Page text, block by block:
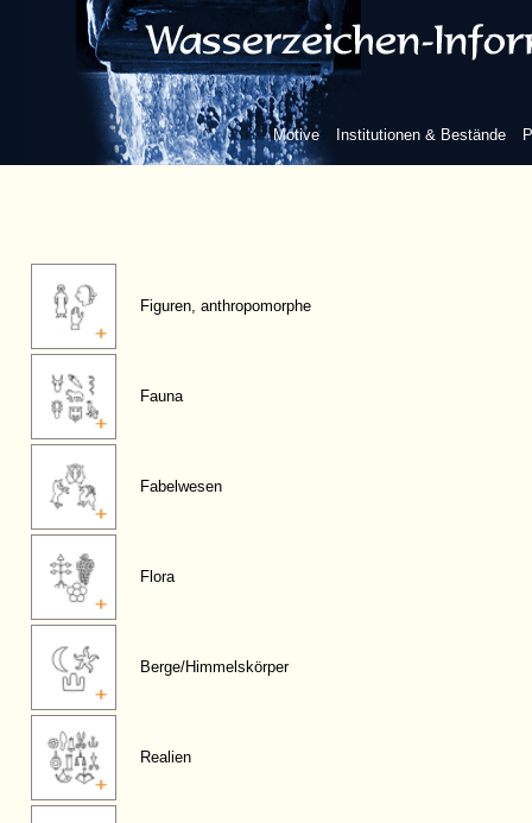
Motive Institutionen & Bestände
Figuren, anthropomorphe
Fauna
Fabelwesen
Flora
Berge/Himmelskörper
Realien